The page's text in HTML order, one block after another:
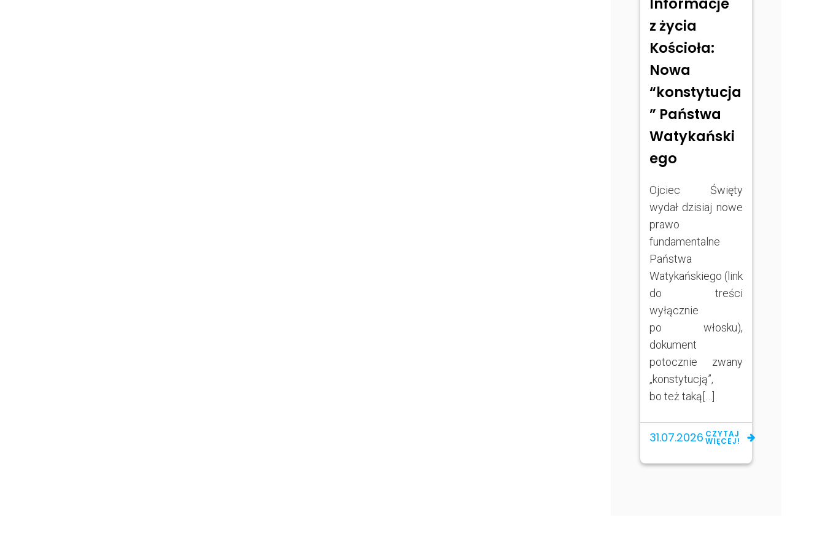
z życia
Kościoła:
Nowa
“konstytucja
” Państwa
Watykański
ego
Ojciec Święty
wydał dzisiaj nowe
prawo
fundamentalne
Państwa
Watykańskiego (link
do treści
wyłącznie
po włosku),
dokument
potocznie zwany
„konstytucją”,
bo też taką[…]
31.07.2026 CZYTAJ
WIĘCEJ!